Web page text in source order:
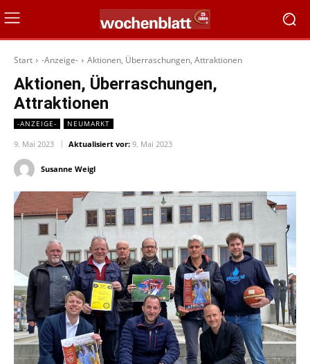
Start -Anzeige- Aktionen, Überraschungen, Attraktionen
Aktionen, Überraschungen,
Attraktionen
-ANZEIGE- NEUMARKT
9. Mai 2023 Aktualisiert vor: 9. Mai 2023
Susanne Weigl